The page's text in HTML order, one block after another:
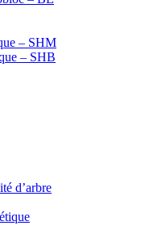
– SHM
– SHB
d’arbre